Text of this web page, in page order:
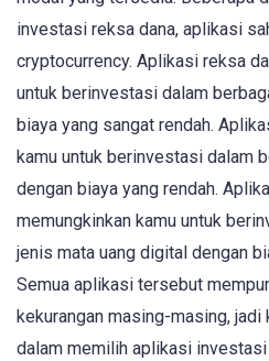
investasi reksa dana, aplikasi
cryptocurrency. Aplikasi reksa
untuk berinvestasi dalam
biaya yang sangat rendah.
kamu untuk berinvestasi dalam
dengan biaya yang rendah.
memungkinkan kamu untuk
jenis mata uang digital dengan
Semua aplikasi tersebut
kekurangan masing-masing,
dalam memilih aplikasi investasi